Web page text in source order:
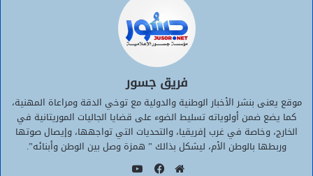
فريق جسور
موقع يعنى بنشر الأخبار الوطنية والدولية مع توخي الدقة ومراعاة المهنية،
كما يضع ضمن أولوياته تسليط الضوء على قضايا الجاليات الموريتانية في
الخارج، وخاصة في غرب إفريقيا، والتحديات التي تواجهها، وإيصال صوتها
وربطها بالوطن الأم، ليشكل بذالك ” همزة وصل بين الوطن وأبنائه”.